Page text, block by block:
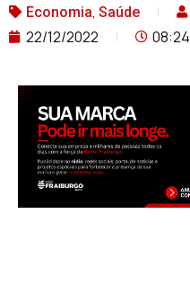
Economia, Saúde
22/12/2022 08:24